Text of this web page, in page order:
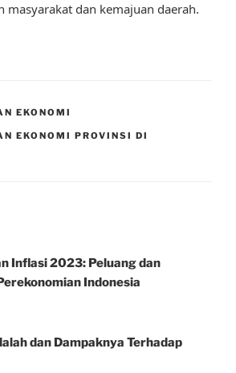
masyarakat dan kemajuan daerah.
EKONOMI
EKONOMI PROVINSI DI
Inflasi 2023: Peluang dan
Indonesia
dan Dampaknya Terhadap